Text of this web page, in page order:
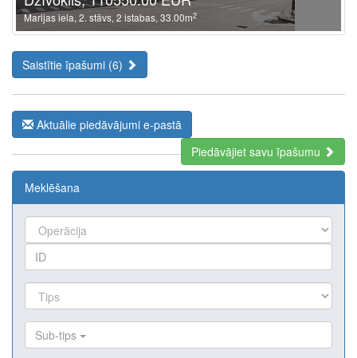
Marijas iela, 2. stāvs, 2 istabas, 33.00m2
Saistītie īpašumi (6)
Aktuālie piedāvājumi e-pastā
Piedāvājiet savu īpašumu
Meklēšana
Sub-tips